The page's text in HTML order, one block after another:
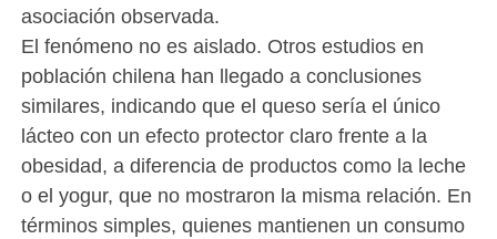
asociación observada.
El fenómeno no es aislado. Otros estudios en
población chilena han llegado a conclusiones
similares, indicando que el queso sería el único
lácteo con un efecto protector claro frente a la
obesidad, a diferencia de productos como la leche
o el yogur, que no mostraron la misma relación. En
términos simples, quienes mantienen un consumo